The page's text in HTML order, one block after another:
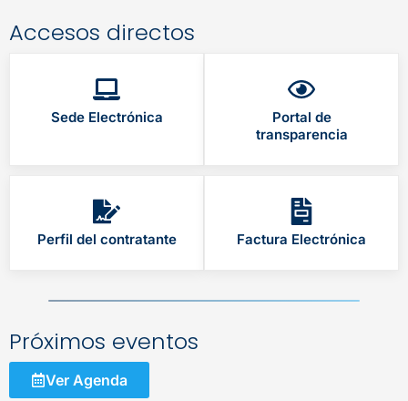
Accesos directos
Sede Electrónica
Portal de
transparencia
Perfil del contratante Factura Electrónica
Próximos eventos
Ver Agenda